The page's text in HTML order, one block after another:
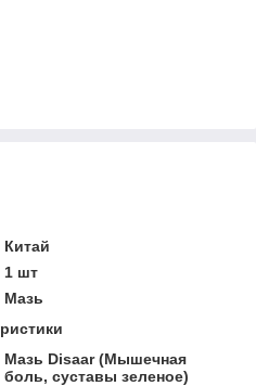
Китай
1 шт
Мазь
Мазь Disaar (Мышечная
боль, суставы зеленое)